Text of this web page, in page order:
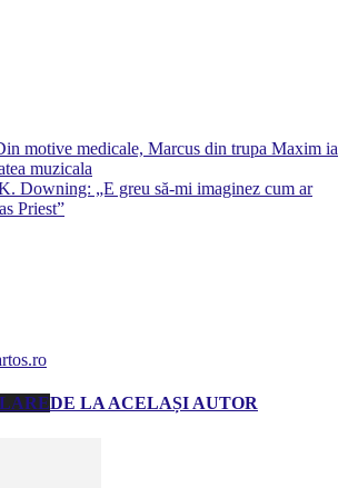
motive medicale, Marcus din trupa Maxim ia
muzicala
Downing: „E greu să-mi imaginez cum ar
Priest”
DE LA ACELAȘI AUTOR